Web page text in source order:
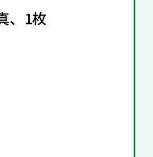
、1枚